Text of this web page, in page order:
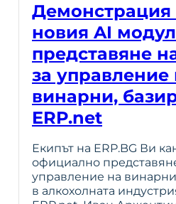
новия AI
представяне
за управление
винарни,
ERP.net
Екипът на ERP.BG Ви
официално
управление на
в алкохолната